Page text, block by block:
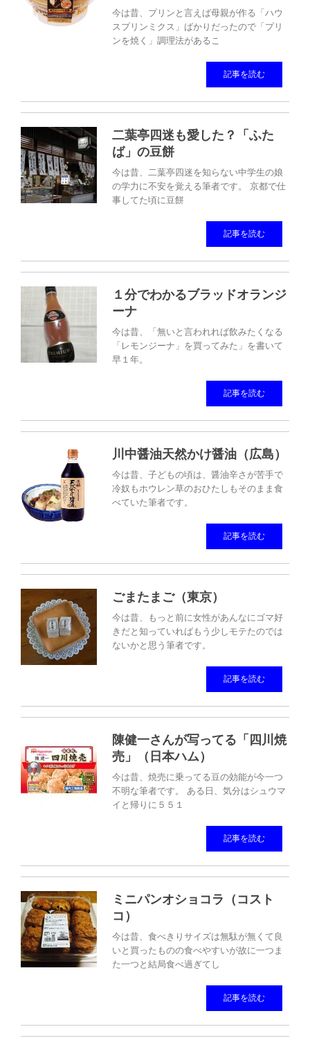
今は昔、プリンと言えば母親が作る「ハウ
スプリンミクス」ばかりだったので「プリ
ンを焼く」調理法があるこ
記事を読む
二葉亭四迷も愛した？「ふた
ば」の豆餅
今は昔、二葉亭四迷を知らない中学生の娘
の学力に不安を覚える筆者です。 京都で仕
事してた頃に豆餅
記事を読む
１分でわかるブラッドオランジ
ーナ
今は昔、「無いと言われれば飲みたくなる
「レモンジーナ」を買ってみた」を書いて
早１年。
記事を読む
川中醤油天然かけ醤油（広島）
今は昔、子どもの頃は、醤油辛さが苦手で
冷奴もホウレン草のおひたしもそのまま食
べていた筆者です。
記事を読む
ごまたまご（東京）
今は昔、もっと前に女性があんなにゴマ好
きだと知っていればもう少しモテたのでは
ないかと思う筆者です。
記事を読む
陳健一さんが写ってる「四川焼
売」（日本ハム）
今は昔、焼売に乗ってる豆の効能が今一つ
不明な筆者です。 ある日、気分はシュウマ
イと帰りに５５１
記事を読む
ミニパンオショコラ（コスト
コ）
今は昔、食べきりサイズは無駄が無くて良
いと買ったものの食べやすいが故に一つま
た一つと結局食べ過ぎてし
記事を読む